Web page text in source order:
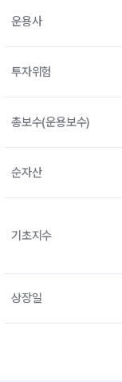
운용사
투자위험
총보수(운용보수)
순자산
기초지수
상장일
펀드 비교
연금 펀드 검색
투자정보
투자 라이브러리
DIY 포트폴리오
내맘대로 만들기
고객라운지
이벤트
문의사항